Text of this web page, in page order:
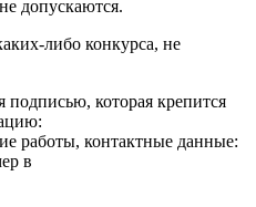
допускаются.
либо конкурса, не
подписью, которая крепится
работы, контактные данные:
в